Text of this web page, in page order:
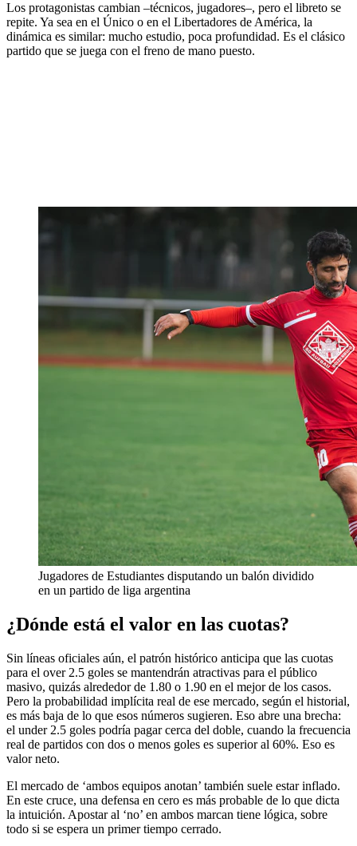
Los protagonistas cambian –técnicos, jugadores–, pero el libreto se
repite. Ya sea en el Único o en el Libertadores de América, la
dinámica es similar: mucho estudio, poca profundidad. Es el clásico
partido que se juega con el freno de mano puesto.
Jugadores de Estudiantes disputando un balón dividido
en un partido de liga argentina
¿Dónde está el valor en las cuotas?
Sin líneas oficiales aún, el patrón histórico anticipa que las cuotas
para el over 2.5 goles se mantendrán atractivas para el público
masivo, quizás alrededor de 1.80 o 1.90 en el mejor de los casos.
Pero la probabilidad implícita real de ese mercado, según el historial,
es más baja de lo que esos números sugieren. Eso abre una brecha:
el under 2.5 goles podría pagar cerca del doble, cuando la frecuencia
real de partidos con dos o menos goles es superior al 60%. Eso es
valor neto.
El mercado de ‘ambos equipos anotan’ también suele estar inflado.
En este cruce, una defensa en cero es más probable de lo que dicta
la intuición. Apostar al ‘no’ en ambos marcan tiene lógica, sobre
todo si se espera un primer tiempo cerrado.